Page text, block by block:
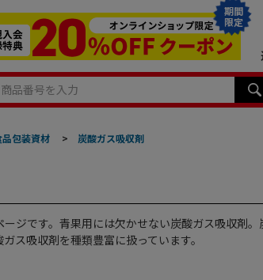
期間
限定
包装資材 > 炭酸ガス吸収剤
ジです。青果用には欠かせない炭酸ガス吸収剤
ス吸収剤を種類豊富に扱っています。